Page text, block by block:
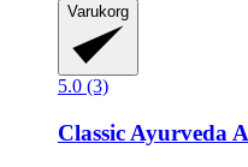
Varukorg
5.0 (3)
Classic Ayurveda